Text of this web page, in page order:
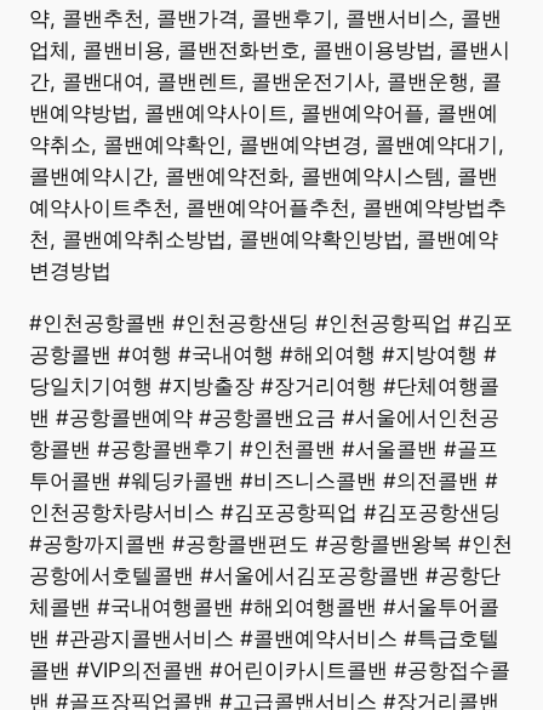
약, 콜밴추천, 콜밴가격, 콜밴후기, 콜밴서비스, 콜밴
업체, 콜밴비용, 콜밴전화번호, 콜밴이용방법, 콜밴시
간, 콜밴대여, 콜밴렌트, 콜밴운전기사, 콜밴운행, 콜
밴예약방법, 콜밴예약사이트, 콜밴예약어플, 콜밴예
약취소, 콜밴예약확인, 콜밴예약변경, 콜밴예약대기,
콜밴예약시간, 콜밴예약전화, 콜밴예약시스템, 콜밴
예약사이트추천, 콜밴예약어플추천, 콜밴예약방법추
천, 콜밴예약취소방법, 콜밴예약확인방법, 콜밴예약
변경방법
#인천공항콜밴 #인천공항샌딩 #인천공항픽업 #김포
공항콜밴 #여행 #국내여행 #해외여행 #지방여행 #
당일치기여행 #지방출장 #장거리여행 #단체여행콜
밴 #공항콜밴예약 #공항콜밴요금 #서울에서인천공
항콜밴 #공항콜밴후기 #인천콜밴 #서울콜밴 #골프
투어콜밴 #웨딩카콜밴 #비즈니스콜밴 #의전콜밴 #
인천공항차량서비스 #김포공항픽업 #김포공항샌딩
#공항까지콜밴 #공항콜밴편도 #공항콜밴왕복 #인천
공항에서호텔콜밴 #서울에서김포공항콜밴 #공항단
체콜밴 #국내여행콜밴 #해외여행콜밴 #서울투어콜
밴 #관광지콜밴서비스 #콜밴예약서비스 #특급호텔
콜밴 #VIP의전콜밴 #어린이카시트콜밴 #공항접수콜
밴 #골프장픽업콜밴 #고급콜밴서비스 #장거리콜밴